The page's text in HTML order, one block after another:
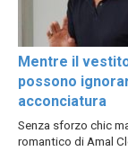
Mentre il
possono
acconciatura
Senza sforzo chic
romantico di Amal